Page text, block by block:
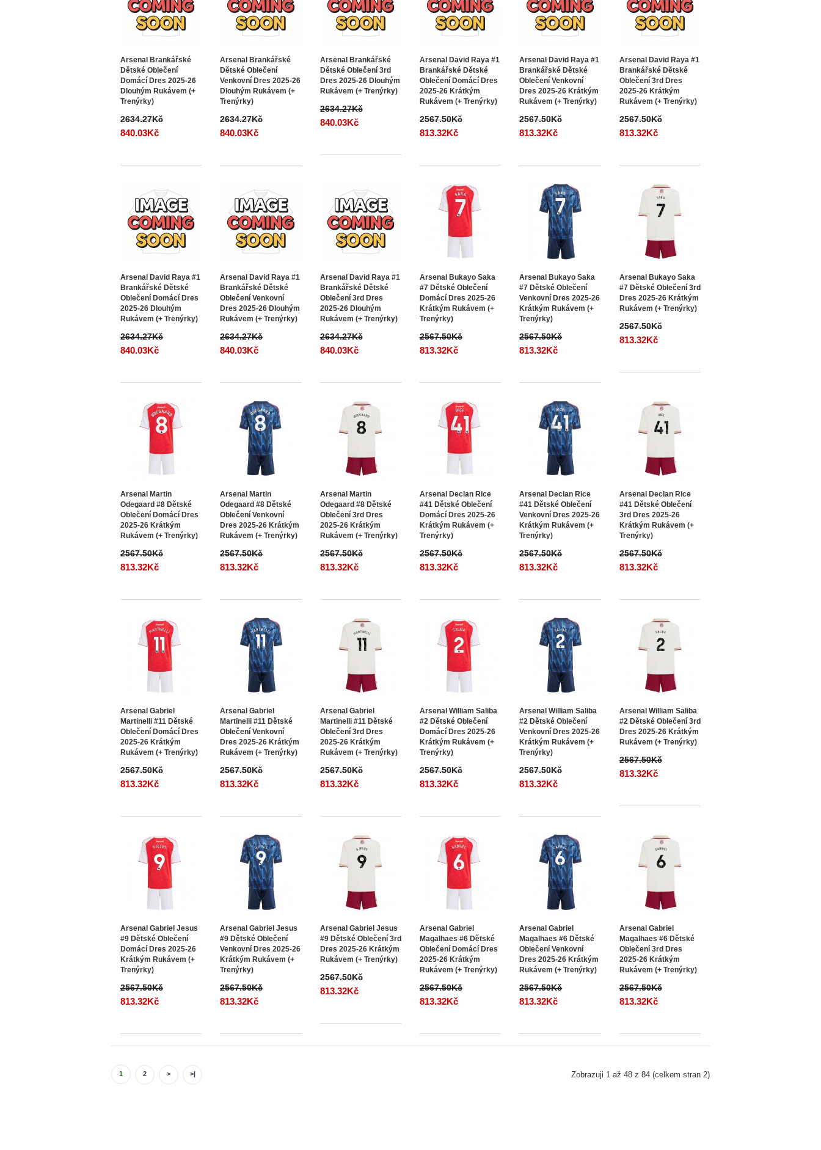
Arsenal Brankářské
Dětské Oblečení
Domácí Dres 2025-26
Dlouhým Rukávem (+
Trenýrky)
2634.27Kč
840.03Kč
Arsenal Brankářské
Dětské Oblečení
Venkovní Dres 2025-26
Dlouhým Rukávem (+
Trenýrky)
2634.27Kč
840.03Kč
Arsenal Brankářské
Dětské Oblečení 3rd
Dres 2025-26 Dlouhým
Rukávem (+ Trenýrky)
2634.27Kč
840.03Kč
Arsenal David Raya #1
Brankářské Dětské
Oblečení Domácí Dres
2025-26 Krátkým
Rukávem (+ Trenýrky)
2567.50Kč
813.32Kč
Arsenal David Raya #1
Brankářské Dětské
Oblečení Venkovní
Dres 2025-26 Krátkým
Rukávem (+ Trenýrky)
2567.50Kč
813.32Kč
Arsenal David Raya #1
Brankářské Dětské
Oblečení 3rd Dres
2025-26 Krátkým
Rukávem (+ Trenýrky)
2567.50Kč
813.32Kč
Arsenal David Raya #1
Brankářské Dětské
Oblečení Domácí Dres
2025-26 Dlouhým
Rukávem (+ Trenýrky)
2634.27Kč
840.03Kč
Arsenal David Raya #1
Brankářské Dětské
Oblečení Venkovní
Dres 2025-26 Dlouhým
Rukávem (+ Trenýrky)
2634.27Kč
840.03Kč
Arsenal David Raya #1
Brankářské Dětské
Oblečení 3rd Dres
2025-26 Dlouhým
Rukávem (+ Trenýrky)
2634.27Kč
840.03Kč
Arsenal Bukayo Saka
#7 Dětské Oblečení
Domácí Dres 2025-26
Krátkým Rukávem (+
Trenýrky)
2567.50Kč
813.32Kč
Arsenal Bukayo Saka
#7 Dětské Oblečení
Venkovní Dres 2025-26
Krátkým Rukávem (+
Trenýrky)
2567.50Kč
813.32Kč
Arsenal Bukayo Saka
#7 Dětské Oblečení 3rd
Dres 2025-26 Krátkým
Rukávem (+ Trenýrky)
2567.50Kč
813.32Kč
Arsenal Martin
Odegaard #8 Dětské
Oblečení Domácí Dres
2025-26 Krátkým
Rukávem (+ Trenýrky)
2567.50Kč
813.32Kč
Arsenal Martin
Odegaard #8 Dětské
Oblečení Venkovní
Dres 2025-26 Krátkým
Rukávem (+ Trenýrky)
2567.50Kč
813.32Kč
Arsenal Martin
Odegaard #8 Dětské
Oblečení 3rd Dres
2025-26 Krátkým
Rukávem (+ Trenýrky)
2567.50Kč
813.32Kč
Arsenal Declan Rice
#41 Dětské Oblečení
Domácí Dres 2025-26
Krátkým Rukávem (+
Trenýrky)
2567.50Kč
813.32Kč
Arsenal Declan Rice
#41 Dětské Oblečení
Venkovní Dres 2025-26
Krátkým Rukávem (+
Trenýrky)
2567.50Kč
813.32Kč
Arsenal Declan Rice
#41 Dětské Oblečení
3rd Dres 2025-26
Krátkým Rukávem (+
Trenýrky)
2567.50Kč
813.32Kč
Arsenal Gabriel
Martinelli #11 Dětské
Oblečení Domácí Dres
2025-26 Krátkým
Rukávem (+ Trenýrky)
2567.50Kč
813.32Kč
Arsenal Gabriel
Martinelli #11 Dětské
Oblečení Venkovní
Dres 2025-26 Krátkým
Rukávem (+ Trenýrky)
2567.50Kč
813.32Kč
Arsenal Gabriel
Martinelli #11 Dětské
Oblečení 3rd Dres
2025-26 Krátkým
Rukávem (+ Trenýrky)
2567.50Kč
813.32Kč
Arsenal William Saliba
#2 Dětské Oblečení
Domácí Dres 2025-26
Krátkým Rukávem (+
Trenýrky)
2567.50Kč
813.32Kč
Arsenal William Saliba
#2 Dětské Oblečení
Venkovní Dres 2025-26
Krátkým Rukávem (+
Trenýrky)
2567.50Kč
813.32Kč
Arsenal William Saliba
#2 Dětské Oblečení 3rd
Dres 2025-26 Krátkým
Rukávem (+ Trenýrky)
2567.50Kč
813.32Kč
Arsenal Gabriel Jesus
#9 Dětské Oblečení
Domácí Dres 2025-26
Krátkým Rukávem (+
Trenýrky)
2567.50Kč
813.32Kč
Arsenal Gabriel Jesus
#9 Dětské Oblečení
Venkovní Dres 2025-26
Krátkým Rukávem (+
Trenýrky)
2567.50Kč
813.32Kč
Arsenal Gabriel Jesus
#9 Dětské Oblečení 3rd
Dres 2025-26 Krátkým
Rukávem (+ Trenýrky)
2567.50Kč
813.32Kč
Arsenal Gabriel
Magalhaes #6 Dětské
Oblečení Domácí Dres
2025-26 Krátkým
Rukávem (+ Trenýrky)
2567.50Kč
813.32Kč
Arsenal Gabriel
Magalhaes #6 Dětské
Oblečení Venkovní
Dres 2025-26 Krátkým
Rukávem (+ Trenýrky)
2567.50Kč
813.32Kč
Arsenal Gabriel
Magalhaes #6 Dětské
Oblečení 3rd Dres
2025-26 Krátkým
Rukávem (+ Trenýrky)
2567.50Kč
813.32Kč
1 2 > >| Zobrazuji 1 až 48 z 84 (celkem stran 2)